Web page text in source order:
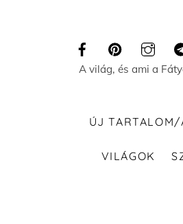
A világ, és ami a
ÚJ TARTALOM/
VILÁGOK